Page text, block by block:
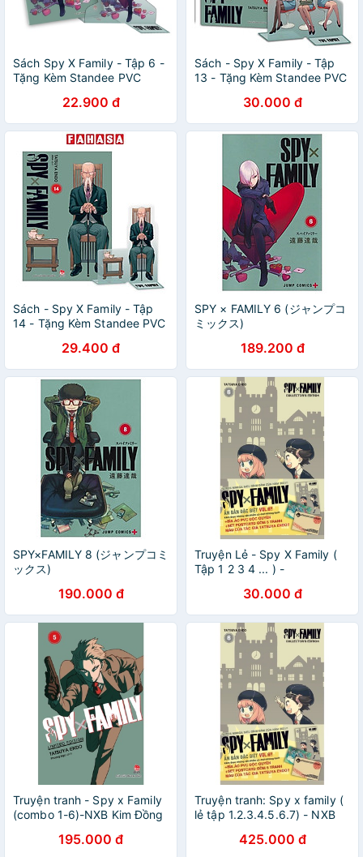
Sách Spy X Family - Tập 6 -
Tặng Kèm Standee PVC
22.900 đ
Sách - Spy X Family - Tập
13 - Tặng Kèm Standee PVC
30.000 đ
Sách - Spy X Family - Tập
14 - Tặng Kèm Standee PVC
29.400 đ
SPY × FAMILY 6 (ジャンプコ
ミックス)
189.200 đ
SPY×FAMILY 8 (ジャンプコミ
ックス)
190.000 đ
Truyện Lẻ - Spy X Family (
Tập 1 2 3 4 ... ) -
30.000 đ
Truyện tranh - Spy x Family
(combo 1-6)-NXB Kim Đồng
195.000 đ
Truyện tranh: Spy x family (
lẻ tập 1.2.3.4.5.6.7) - NXB
425.000 đ